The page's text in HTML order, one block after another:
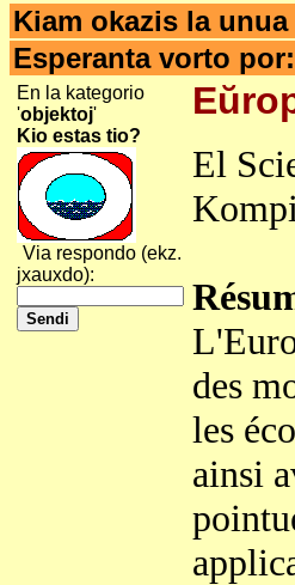
Kiam okazis la
Esperanta vorto
En la kategorio
'objektoj'
Kio estas tio?
Via respondo (ekz.
jxauxdo):
El
des
les
ainsi